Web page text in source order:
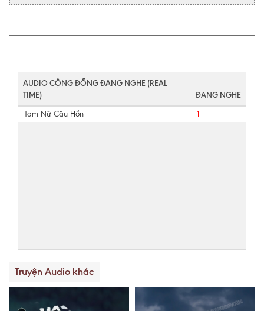
AUDIO CỘNG ĐỒNG ĐANG NGHE (REAL
TIME)
ĐANG NGHE
Tam Nữ Câu Hồn 1
Truyện Audio khác